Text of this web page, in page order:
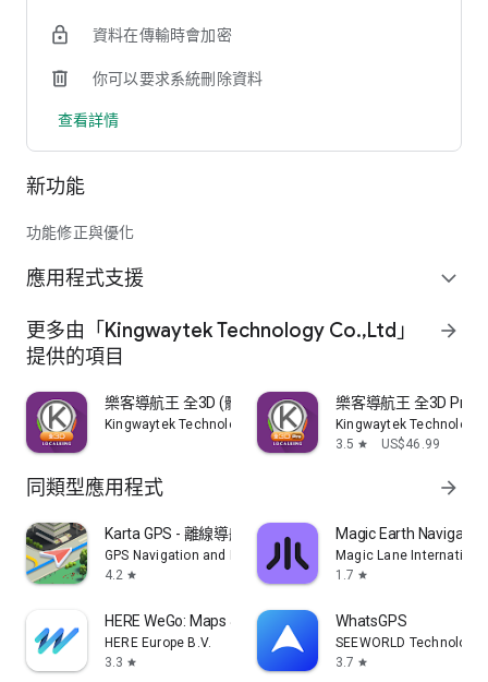
看再訂閱
適用於 Android 手機與平板，支援 Android Auto
⚠️ 請勿安裝於車機、已刷機設備或非原廠系統
https://www.facebook.com/navikingtw
資料在傳輸時會加密
你可以要求系統刪除資料
查看詳情
新功能
功能修正與優化
應用程式支援 expand_more
更多由「Kingwaytek Technology Co.,Ltd」
提供的項目
arrow_forward
樂客導航王 全3D (體驗後內購版)
Kingwaytek Technology Co.,Ltd
樂客導航王 全3D Pro
Kingwaytek Technology
3.5 star US$46.99
同類型應用程式 arrow_forward
Karta GPS - 離線導航
GPS Navigation and Maps
4.2 star
Magic Earth
Magic Lane
1.7 star
HERE WeGo: Maps & Navigation
HERE Europe B.V.
3.3 star
WhatsGPS
SEEWORLD Technology
3.7 star